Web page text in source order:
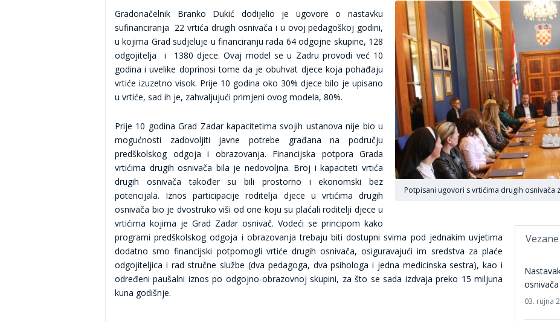
Potpisani ugovori s vrtićima drugih osnivača
osnivača
03. rujna
Gradonačelnik Branko Dukić dodijelio je ugovore o nastavku
sufinanciranja 22 vrtića drugih osnivača i u ovoj pedagoškoj godini,
u kojima Grad sudjeluje u financiranju rada 64 odgojne skupine, 128
odgojitelja i 1380 djece. Ovaj model se u Zadru provodi već 10
godina i uvelike doprinosi tome da je obuhvat djece koja pohađaju
vrtiće izuzetno visok. Prije 10 godina oko 30% djece bilo je upisano
u vrtiće, sad ih je, zahvaljujući primjeni ovog modela, 80%.
Prije 10 godina Grad Zadar kapacitetima svojih ustanova nije bio u
mogućnosti zadovoljiti javne potrebe građana na području
predškolskog odgoja i obrazovanja. Financijska potpora Grada
vrtićima drugih osnivača bila je nedovoljna. Broj i kapaciteti vrtića
drugih osnivača također su bili prostorno i ekonomski bez
potencijala. Iznos participacije roditelja djece u vrtićima drugih
osnivača bio je dvostruko viši od one koju su plaćali roditelji djece u
vrtićima kojima je Grad Zadar osnivač. Vodeći se principom kako
programi predškolskog odgoja i obrazovanja trebaju biti dostupni svima pod jednakim uvjetima
dodatno smo financijski potpomogli vrtiće drugih osnivača, osiguravajući im sredstva za plaće
odgojiteljica i rad stručne službe (dva pedagoga, dva psihologa i jedna medicinska sestra), kao i
određeni paušalni iznos po odgojno-obrazovnoj skupini, za što se sada izdvaja preko 15 miljuna
kuna godišnje.